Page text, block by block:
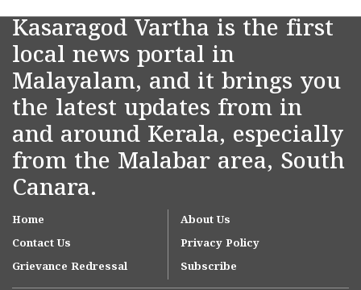
Kasaragod Vartha is the first
local news portal in
Malayalam, and it brings you
the latest updates from in
and around Kerala, especially
from the Malabar area, South
Canara.
Home
About Us
Contact Us
Privacy Policy
Grievance Redressal
Subscribe